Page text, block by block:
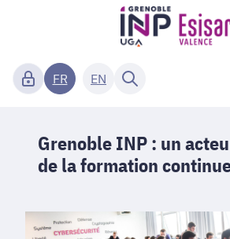
FR EN
Grenoble INP : un
de la formation